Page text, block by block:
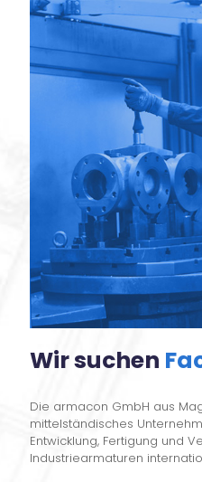
Wir suchen
Die armacon GmbH aus
mittelständisches
Entwicklung, Fertigung und
Industriearmaturen